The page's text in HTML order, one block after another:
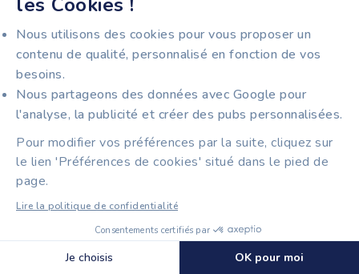
Nous utilisons des cookies pour vous proposer un
contenu de qualité, personnalisé en fonction de vos
besoins.
Nous partageons des données avec Google pour
l'analyse, la publicité et créer des pubs personnalisées.
Pour modifier vos préférences par la suite, cliquez sur
le lien 'Préférences de cookies' situé dans le pied de
page.
Lire la politique de confidentialité
Consentements certifiés par
Je choisis OK pour moi
🍪 Cookies
complète l'e-invoicing (qui concerne les échanges B2B
entre entreprises françaises).
QUELLE EST LA DIFFÉRENCE ENTRE UNE PDP ET UNE
PLATEFORME AGRÉÉE (PA) ?
C'est la même chose. Depuis juillet 2025, les PDP
(Plateformes de Dématérialisation Partenaires) ont
été officiellement renommées PA (Plateformes
Agréées) par l'administration fiscale.
EST-CE QUE TIIME EST BIEN UNE PLATEFORME
AGRÉÉE OFFICIELLE ?
Oui. Tiime est immatriculé Plateforme Agréée par la
DGFiP et figure sur la liste officielle publiée sur
impots.gouv.fr.
QUELLES SANCTIONS SI JE NE SUIS PAS CONFORME